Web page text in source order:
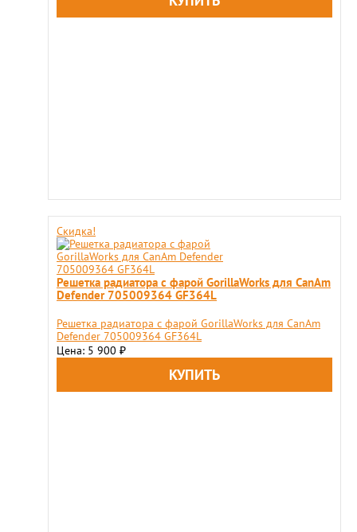
Скидка!
Решетка радиатора с фарой GorillaWorks для CanAm
Defender 705009364 GF364L
Решетка радиатора с фарой GorillaWorks для CanAm
Defender 705009364 GF364L
Цена: 5 900 ₽